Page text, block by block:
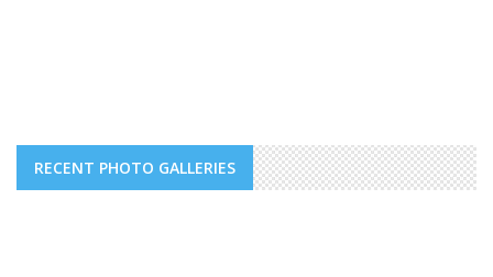
RECENT PHOTO GALLERIES